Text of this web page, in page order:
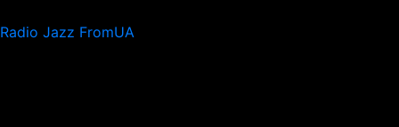
Radio Jazz FromUA